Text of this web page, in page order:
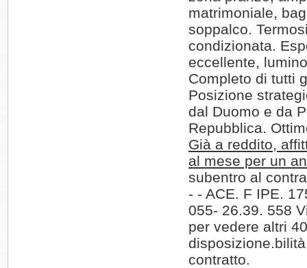
matrimoniale,
soppalco.
condizionata.
eccellente,
Completo di tutti
Posizione
dal Duomo e da
Repubblica.
Già a reddito,
al mese per un
subentro al
- - ACE. F IPE.
055- 26.39. 558
per vedere altri
contratto.